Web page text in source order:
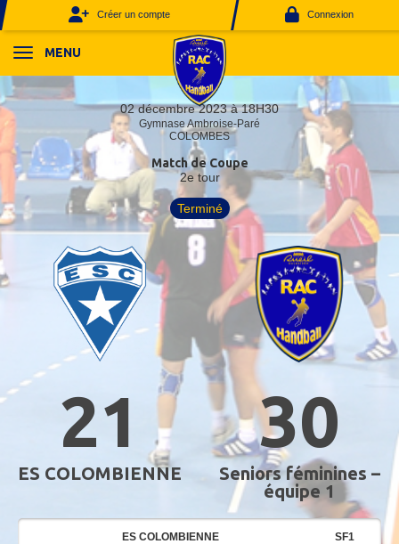
Créer un compte Connexion
MENU
02 décembre 2023 à 18H30
Gymnase Ambroise-Paré
COLOMBES
Match de Coupe
2e tour
Terminé
21 30
ES COLOMBIENNE
Seniors féminines –
équipe 1
ES COLOMBIENNE SF1
Panneau de gestion des cookies